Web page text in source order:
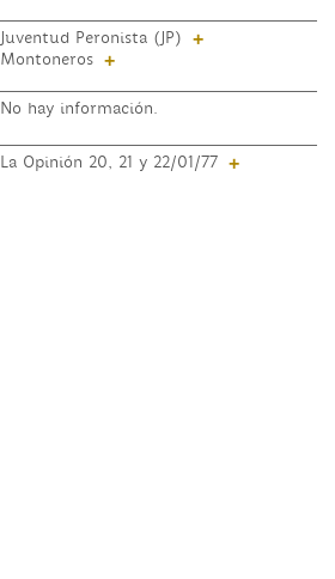
Juventud Peronista (JP) +
Montoneros +
No hay información.
La Opinión 20, 21 y 22/01/77 +